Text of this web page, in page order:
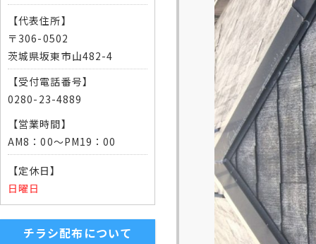
【代表住所】
〒306-0502
茨城県坂東市山482-4
【受付電話番号】
0280-23-4889
【営業時間】
AM8：00～PM19：00
【定休日】
日曜日
チラシ配布について